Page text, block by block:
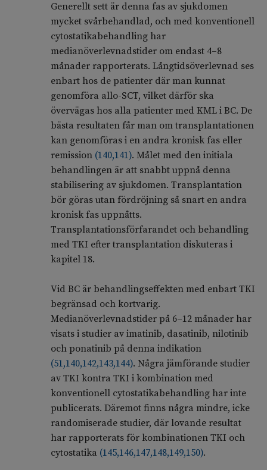
Generellt sett är denna fas av sjukdomen
mycket svårbehandlad, och med konventionell
cytostatikabehandling har
medianöverlevnadstider om endast 4–8
månader rapporterats. Långtidsöverlevnad ses
enbart hos de patienter där man kunnat
genomföra allo-SCT, vilket därför ska
övervägas hos alla patienter med KML i BC. De
bästa resultaten får man om transplantationen
kan genomföras i en andra kronisk fas eller
remission (140,141). Målet med den initiala
behandlingen är att snabbt uppnå denna
stabilisering av sjukdomen. Transplantation
bör göras utan fördröjning så snart en andra
kronisk fas uppnåtts.
Transplantationsförfarandet och behandling
med TKI efter transplantation diskuteras i
kapitel 18.
Vid BC är behandlingseffekten med enbart TKI
begränsad och kortvarig.
Medianöverlevnadstider på 6–12 månader har
visats i studier av imatinib, dasatinib, nilotinib
och ponatinib på denna indikation
(51,140,142,143,144). Några jämförande studier
av TKI kontra TKI i kombination med
konventionell cytostatikabehandling har inte
publicerats. Däremot finns några mindre, icke
randomiserade studier, där lovande resultat
har rapporterats för kombinationen TKI och
cytostatika (145,146,147,148,149,150).